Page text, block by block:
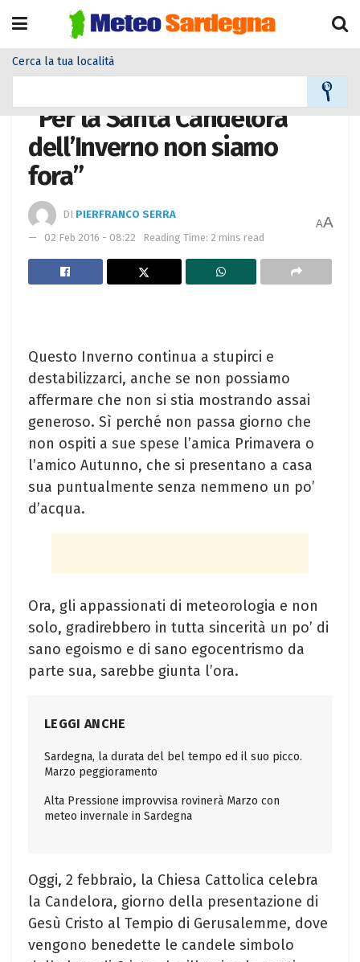
Cerca la tua località
“Per la Santa Candelora
dell’Inverno non siamo
fora”
DI PIERFRANCO SERRA
02 Feb 2016 - 08:22
Reading Time: 2 mins read
AA
Questo Inverno continua a stupirci e
destabilizzarci, anche se non possiamo
affermare che non si stia mostrando assai
generoso. Sì perché non passa giorno che
non ospiti a sue spese l’amica Primavera o
l’amico Autunno, che si presentano a casa
sua puntualmente senza nemmeno un po’
d’acqua.
Ora, gli appassionati di meteorologia e non
solo, gradirebbero in tutta sincerità un po’ di
sano egoismo e di sano egocentrismo da
parte sua, sarebbe giunta l’ora.
LEGGI ANCHE
Sardegna, la durata del bel tempo ed il suo picco.
Marzo peggioramento
Alta Pressione improvvisa rovinerà Marzo con
meteo invernale in Sardegna
Oggi, 2 febbraio, la Chiesa Cattolica celebra
la Candelora, giorno della presentazione di
Gesù Cristo al Tempio di Gerusalemme, dove
vengono benedette le candele simbolo